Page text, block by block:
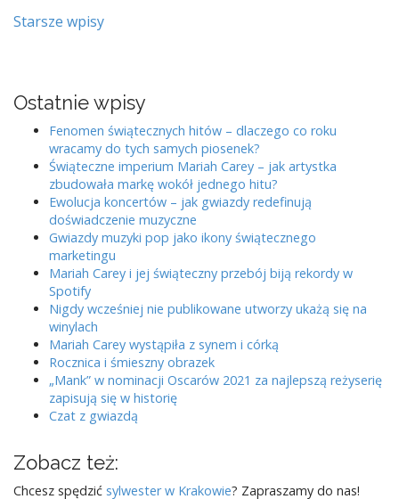
Nawigacja
Starsze wpisy
Ostatnie wpisy
Fenomen świątecznych hitów – dlaczego co roku
wracamy do tych samych piosenek?
Świąteczne imperium Mariah Carey – jak artystka
zbudowała markę wokół jednego hitu?
Ewolucja koncertów – jak gwiazdy redefinują
doświadczenie muzyczne
Gwiazdy muzyki pop jako ikony świątecznego
marketingu
Mariah Carey i jej świąteczny przebój biją rekordy w
Spotify
Nigdy wcześniej nie publikowane utworzy ukażą się na
winylach
Mariah Carey wystąpiła z synem i córką
Rocznica i śmieszny obrazek
„Mank” w nominacji Oscarów 2021 za najlepszą reżyserię
zapisują się w historię
Czat z gwiazdą
Zobacz też:
Chcesz spędzić sylwester w Krakowie? Zapraszamy do nas!